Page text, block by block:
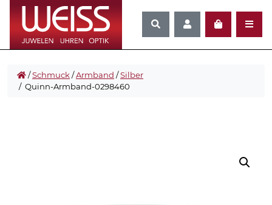
/Schmuck/Armband /Silber
/ Quinn-Armband-0298460